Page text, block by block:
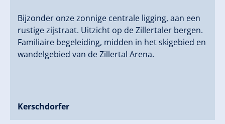
Bijzonder onze zonnige centrale ligging, aan een
rustige zijstraat. Uitzicht op de Zillertaler bergen.
Familiaire begeleiding, midden in het skigebied en
wandelgebied van de Zillertal Arena.
Kerschdorfer